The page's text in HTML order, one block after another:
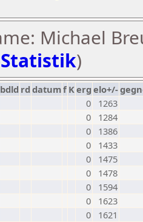
Michael
)
bdld rd datumf Kerg elo+/-
0
1263
0
1284
0
1386
0
1433
0
1475
0
1478
0
1594
0
1623
0
1621